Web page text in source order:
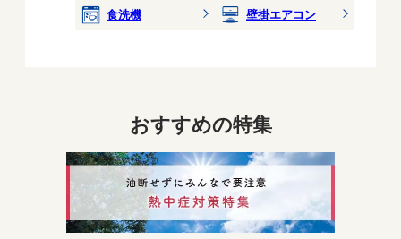
食洗機
壁掛エアコン
おすすめの特集